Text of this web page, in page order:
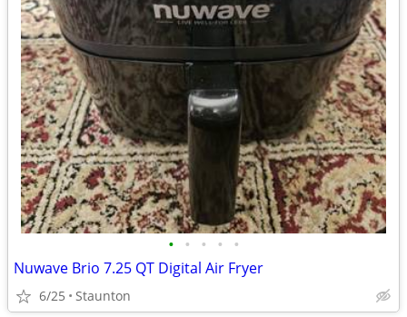
• • • • •
Nuwave Brio 7.25 QT Digital Air Fryer
6/25 Staunton